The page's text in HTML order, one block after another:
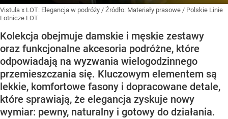
Vistula x LOT: Elegancja w podróży / Źródło: Materiały prasowe / Polskie Linie
Lotnicze LOT
Kolekcja obejmuje damskie i męskie zestawy
oraz funkcjonalne akcesoria podróżne, które
odpowiadają na wyzwania wielogodzinnego
przemieszczania się. Kluczowym elementem są
lekkie, komfortowe fasony i dopracowane detale,
które sprawiają, że elegancja zyskuje nowy
wymiar: pewny, naturalny i gotowy do działania.